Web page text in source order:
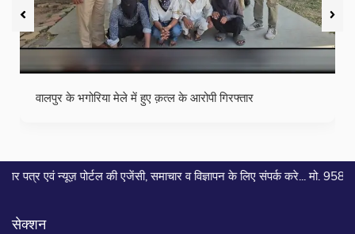
मेले में हुए क़त्ल के आरोपी गिरफ्तार
समाचार व विज्ञापन के लिए संपर्क करे... मो. 9589882798|
सेक्शन